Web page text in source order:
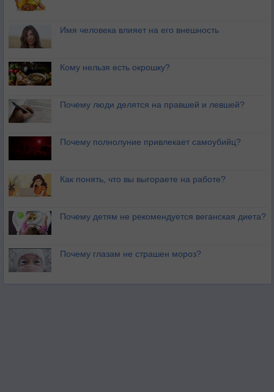
Имя человека влияет на его внешность
Кому нельзя есть окрошку?
Почему люди делятся на правшей и левшей?
Почему полнолуние привлекает самоубийц?
Как понять, что вы выгораете на работе?
Почему детям не рекомендуется веганская диета?
Почему глазам не страшен мороз?